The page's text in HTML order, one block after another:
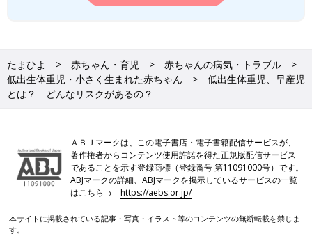
たまひよ 赤ちゃん・育児
赤ちゃんの病気・トラブル
低出生体重児・小さく生まれた赤ちゃん
低出生体重児、早産児
とは？ どんなリスクがあるの？
ＡＢＪマークは、この電子書店・電子書籍配信サービスが、
著作権者からコンテンツ使用許諾を得た正規版配信サービス
であることを示す登録商標（登録番号 第11091000号）です。
ABJマークの詳細、ABJマークを掲示しているサービスの一覧
はこちら→https://aebs.or.jp/
本サイトに掲載されている記事・写真・イラスト等のコンテンツの無断転載を禁じま
す。